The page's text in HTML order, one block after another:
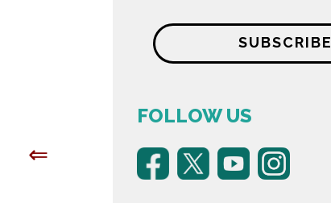
⇐
SUBSCRIBE
FOLLOW US